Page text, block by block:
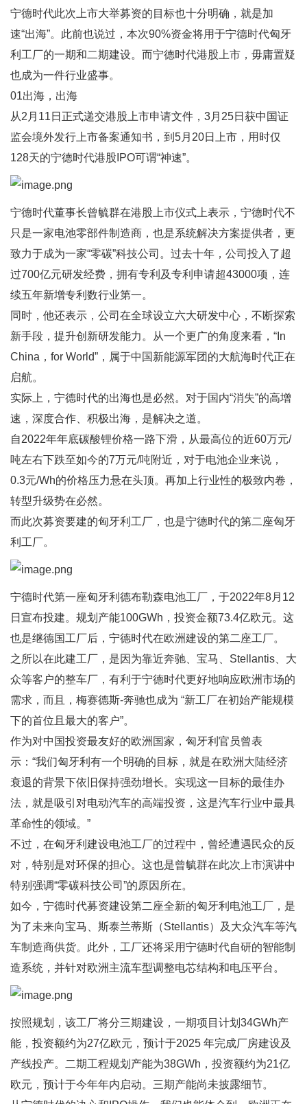
宁德时代此次上市大举募资的目标也十分明确，就是加
速“出海”。此前也说过，本次90%资金将用于宁德时代匈牙
利工厂的一期和二期建设。而宁德时代港股上市，毋庸置疑
也成为一件行业盛事。
01出海，出海
从2月11日正式递交港股上市申请文件，3月25日获中国证
监会境外发行上市备案通知书，到5月20日上市，用时仅
128天的宁德时代港股IPO可谓“神速”。
宁德时代董事长曾毓群在港股上市仪式上表示，宁德时代不
只是一家电池零部件制造商，也是系统解决方案提供者，更
致力于成为一家“零碳”科技公司。过去十年，公司投入了超
过700亿元研发经费，拥有专利及专利申请超43000项，连
续五年新增专利数行业第一。
同时，他还表示，公司在全球设立六大研发中心，不断探索
新手段，提升创新研发能力。从一个更广的角度来看，“In
China，for World”，属于中国新能源军团的大航海时代正在
启航。
实际上，宁德时代的出海也是必然。对于国内“消失”的高增
速，深度合作、积极出海，是解决之道。
自2022年年底碳酸锂价格一路下滑，从最高位的近60万元/
吨左右下跌至如今的7万元/吨附近，对于电池企业来说，
0.3元/Wh的价格压力悬在头顶。再加上行业性的极致内卷，
转型升级势在必然。
而此次募资要建的匈牙利工厂，也是宁德时代的第二座匈牙
利工厂。
宁德时代第一座匈牙利德布勒森电池工厂，于2022年8月12
日宣布投建。规划产能100GWh，投资金额73.4亿欧元。这
也是继德国工厂后，宁德时代在欧洲建设的第二座工厂。
之所以在此建工厂，是因为靠近奔驰、宝马、Stellantis、大
众等客户的整车厂，有利于宁德时代更好地响应欧洲市场的
需求，而且，梅赛德斯-奔驰也成为 “新工厂在初始产能规模
下的首位且最大的客户”。
作为对中国投资最友好的欧洲国家，匈牙利官员曾表
示：“我们匈牙利有一个明确的目标，就是在欧洲大陆经济
衰退的背景下依旧保持强劲增长。实现这一目标的最佳办
法，就是吸引对电动汽车的高端投资，这是汽车行业中最具
革命性的领域。”
不过，在匈牙利建设电池工厂的过程中，曾经遭遇民众的反
对，特别是对环保的担心。这也是曾毓群在此次上市演讲中
特别强调“零碳科技公司”的原因所在。
如今，宁德时代募资建设第二座全新的匈牙利电池工厂，是
为了未来向宝马、斯泰兰蒂斯（Stellantis）及大众汽车等汽
车制造商供货。此外，工厂还将采用宁德时代自研的智能制
造系统，并针对欧洲主流车型调整电芯结构和电压平台。
按照规划，该工厂将分三期建设，一期项目计划34GWh产
能，投资额约为27亿欧元，预计于2025 年完成厂房建设及
产线投产。二期工程规划产能为38GWh，投资额约为21亿
欧元，预计于今年年内启动。三期产能尚未披露细节。